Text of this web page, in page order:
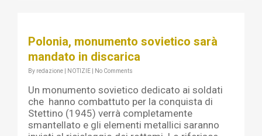
Polonia, monumento sovietico sarà
mandato in discarica
By redazione NOTIZIE No Comments
Un monumento sovietico dedicato ai soldati
che hanno combattuto per la conquista di
Stettino (1945) verrà completamente
smantellato e gli elementi metallici saranno